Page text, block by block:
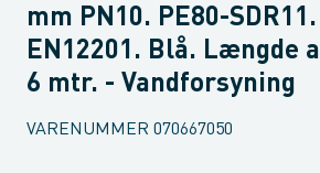
mm PN10. PE80-SDR11.
EN12201. Blå. Længde a
6 mtr. - Vandforsyning
VARENUMMER 070667050